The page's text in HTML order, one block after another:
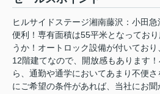
ヒルサイドステージ湘南藤沢：小田
便利！専有面積は55平米となってお
うか！オートロック設備が付いてお
12階建てなので、開放感もあります
ら、通勤や通学においてあまり不便
にご希望の条件があれば、当社にお